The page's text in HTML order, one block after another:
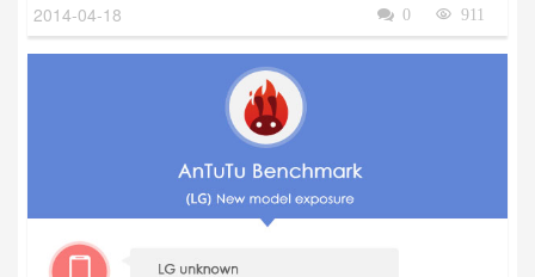
2014-04-18
911

0
